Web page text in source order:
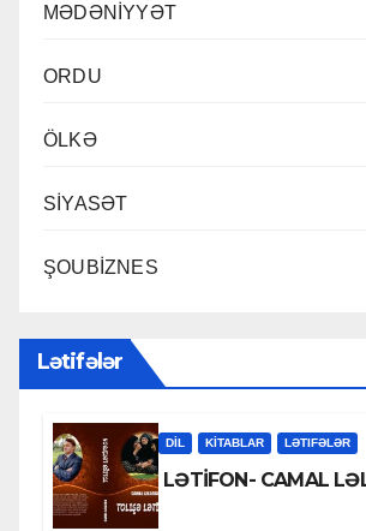
MƏDƏNİYYƏT
ORDU
ÖLKƏ
SİYASƏT
ŞOUBİZNES
Lətifələr
DİL KİTABLAR LƏTIFƏLƏR
LƏTİFON- CAMAL